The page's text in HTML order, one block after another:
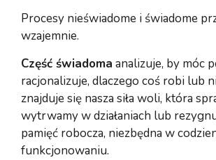
Procesy nieświadome i świadome
wzajemnie.
Część świadoma analizuje, by móc
racjonalizuje, dlaczego coś robi lub
znajduje się nasza siła woli, która
wytrwamy w działaniach lub
pamięć robocza, niezbędna w
funkcjonowaniu.